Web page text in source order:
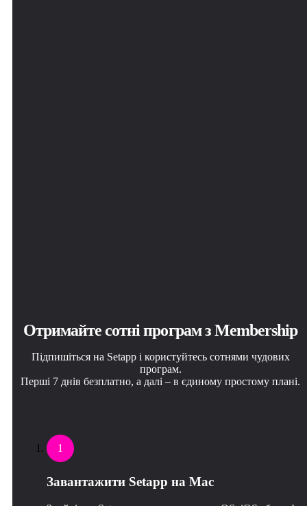
Отримайте сотні програм з Membership
Підпишіться на Setapp і користуйтесь сотнями чудових
програм.
Перші 7 днів безплатно, а далі – в єдиному простому плані.
1
Завантажити Setapp на Mac